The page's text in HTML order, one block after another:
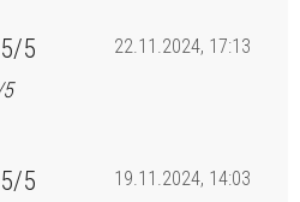
22.11.2024, 17:13
5/5
19.11.2024, 14:03
5/5